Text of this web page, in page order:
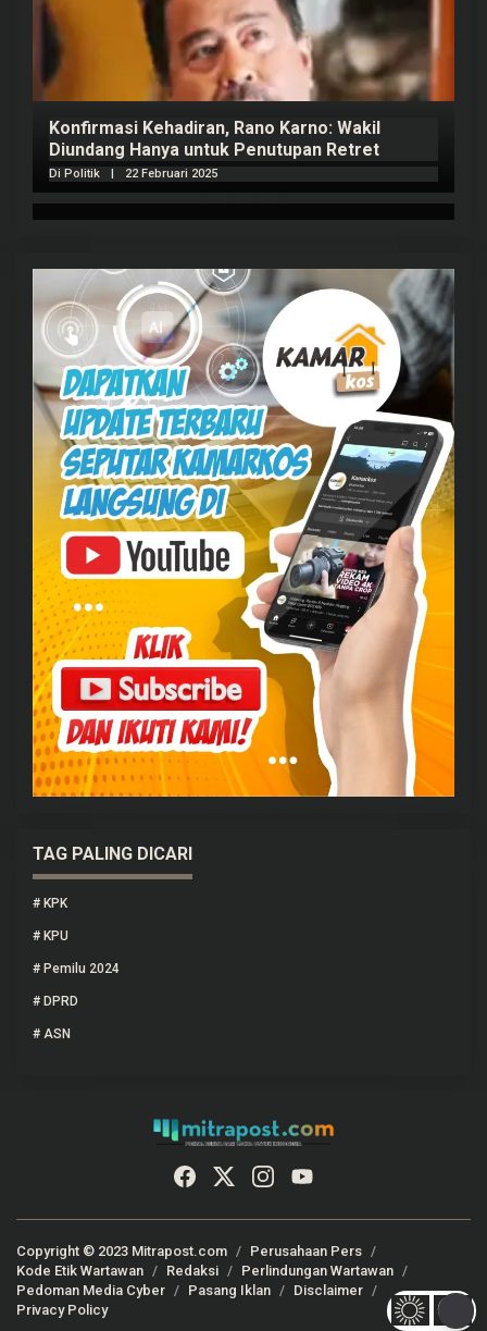
Konfirmasi Kehadiran, Rano Karno: Wakil
Diundang Hanya untuk Penutupan Retret
Di Politik | 22 Februari 2025
TAG PALING DICARI
# KPK
# KPU
# Pemilu 2024
# DPRD
# ASN
Copyright © 2023 Mitrapost.com
Perusahaan Pers
Kode Etik Wartawan
Redaksi
Perlindungan Wartawan
Pedoman Media Cyber
Pasang Iklan
Disclaimer
Privacy Policy